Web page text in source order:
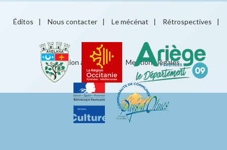
Éditos | Nous contacter | Le mécénat | Rétrospectives |
Éducation artistique Mentions légales